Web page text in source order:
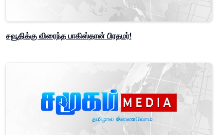
சவூதிக்கு விரைந்த பாகிஸ்தான் பிரதமர்!